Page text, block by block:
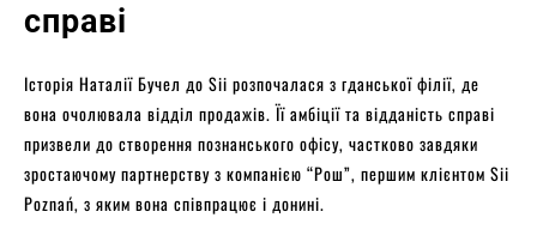
справі
Історія Наталії Бучел до Sii розпочалася з гданської філії, де
вона очолювала відділ продажів. Її амбіції та відданість справі
призвели до створення познанського офісу, частково завдяки
зростаючому партнерству з компанією “Рош”, першим клієнтом Sii
Poznań, з яким вона співпрацює і донині.